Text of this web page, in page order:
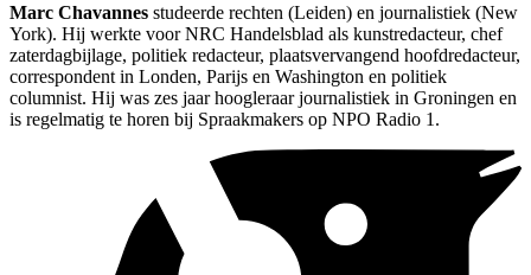
Marc Chavannes studeerde rechten (Leiden) en journalistiek (New
York). Hij werkte voor NRC Handelsblad als kunstredacteur, chef
zaterdagbijlage, politiek redacteur, plaatsvervangend hoofdredacteur,
correspondent in Londen, Parijs en Washington en politiek
columnist. Hij was zes jaar hoogleraar journalistiek in Groningen en
is regelmatig te horen bij Spraakmakers op NPO Radio 1.